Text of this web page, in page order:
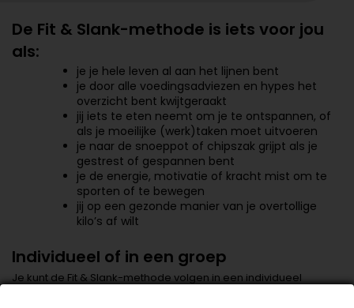
De Fit & Slank-methode is iets voor jou
als:
je je hele leven al aan het lijnen bent
je door alle voedingsadviezen en hypes het
overzicht bent kwijtgeraakt
jij iets te eten neemt om je te ontspannen, of
als je moeilijke (werk)taken moet uitvoeren
je naar de snoeppot of chipszak grijpt als je
gestrest of gespannen bent
je de energie, motivatie of kracht mist om te
sporten of te bewegen
jij op een gezonde manier van je overtollige
kilo’s af wilt
Individueel of in een groep
Je kunt de Fit & Slank-methode volgen in een individueel